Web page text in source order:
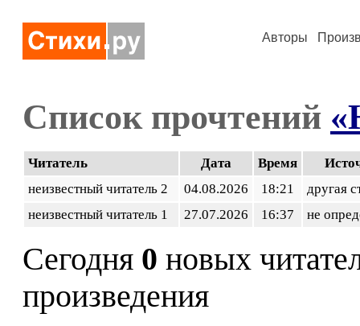
Авторы
Список прочтений
Читатель Дата Время
неизвестный читатель 2
04.08.2026 18:21
другая
неизвестный читатель 1
27.07.2026 16:37 не
Сегодня 0 новых
произведения